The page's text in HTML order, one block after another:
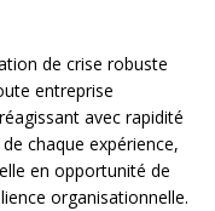
de crise robuste
entreprise
avec rapidité
chaque expérience,
en opportunité de
organisationnelle.